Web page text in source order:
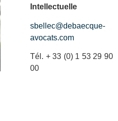
Intellectuelle
sbellec@debaecque-
avocats.com
Tél. + 33 (0) 1 53 29 90
00